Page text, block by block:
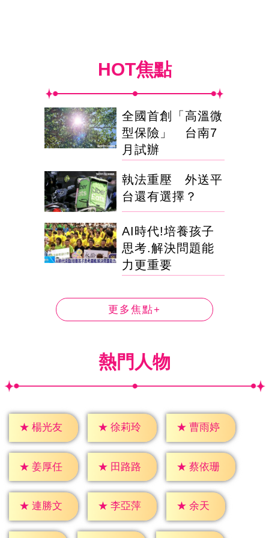
HOT焦點
全國首創「高溫微
型保險」 台南7
月試辦
執法重壓 外送平
台還有選擇？
AI時代!培養孩子
思考.解決問題能
力更重要
更多焦點+
熱門人物
★ 楊光友 ★ 徐莉玲 ★ 曹雨婷
★ 姜厚任 ★ 田路路 ★ 蔡依珊
★ 連勝文 ★ 李亞萍 ★ 余天